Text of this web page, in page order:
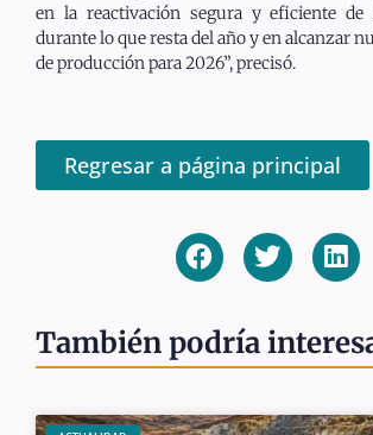
en la reactivación segura y eficiente de
durante lo que resta del año y en alcanzar
de producción para 2026”, precisó.
Regresar a página principal
También podría